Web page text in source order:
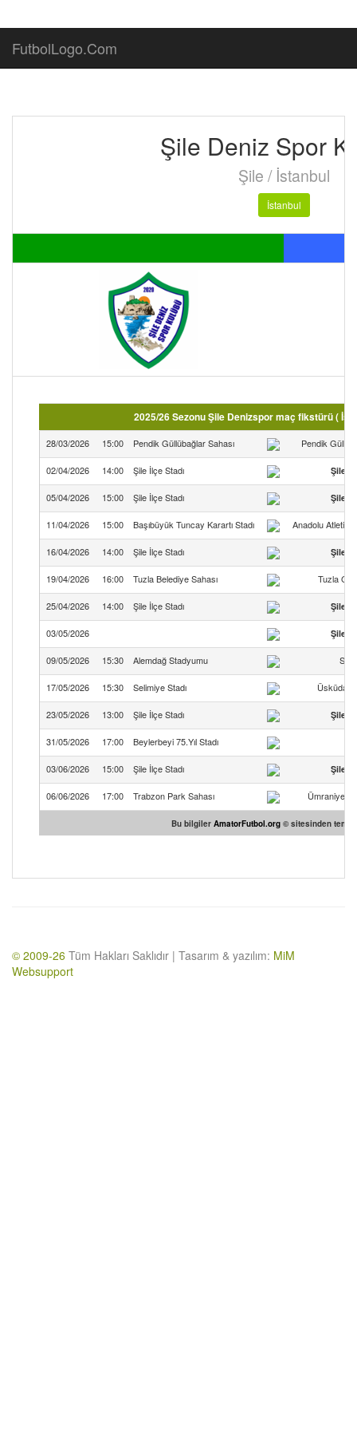
FutbolLogo.Com
Şile Deniz Spor
Şile / İstanbul
İstanbul
2025/26 Sezonu Şile Denizspor maç fikstürü (
28/03/2026 15:00 Pendik Güllübağlar Sahası Pendik
02/04/2026 14:00 Şile İlçe Stadı Şile
05/04/2026 15:00 Şile İlçe Stadı Şile
11/04/2026 15:00 Başıbüyük Tuncay Karartı Stadı Anadolu Atletik
16/04/2026 14:00 Şile İlçe Stadı Şile
19/04/2026 16:00 Tuzla Belediye Sahası Tuzla
25/04/2026 14:00 Şile İlçe Stadı Şile
03/05/2026 Şile
09/05/2026 15:30 Alemdağ Stadyumu
17/05/2026 15:30 Selimiye Stadı Üsküdar
23/05/2026 13:00 Şile İlçe Stadı Şile
31/05/2026 17:00 Beylerbeyi 75.Yıl Stadı
03/06/2026 15:00 Şile İlçe Stadı Şile
06/06/2026 17:00 Trabzon Park Sahası Ümraniye
Bu bilgiler AmatorFutbol.org © sitesinden
© 2009-26 Tüm Hakları Saklıdır | Tasarım & yazılım: MiM
Websupport